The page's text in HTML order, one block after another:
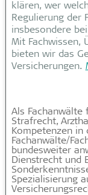
klären, wer
Regulierung der
insbesondere
Mit Fachwissen,
bieten wir das
Versicherungen.
Als Fachanwälte
Strafrecht,
Kompetenzen in
Fachanwälte/
bundesweiter
Dienstrecht und
Spezialisierung